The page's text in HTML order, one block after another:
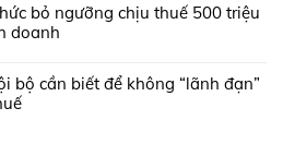
bỏ ngưỡng chịu thuế 500 triệu
doanh
bộ cần biết để không “lãnh đạn”